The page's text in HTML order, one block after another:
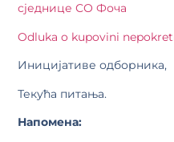
сједнице СО Фоча
Odluka o kupovini
Иницијативе одборника,
Текућа питања.
Напомена: